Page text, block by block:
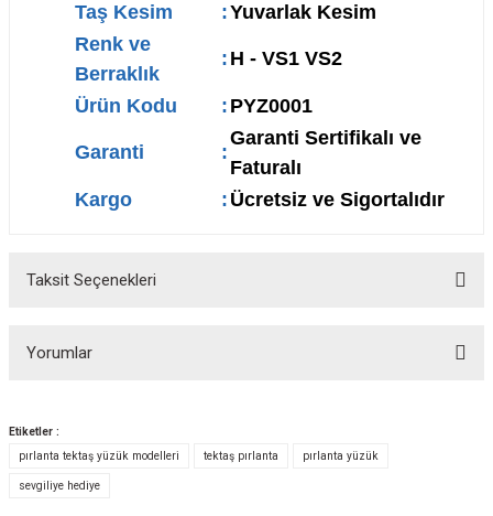
Taş Kesim
:Yuvarlak Kesim
Renk ve
Berraklık
: H - VS1 VS2
Ürün Kodu : PYZ0001
Garanti :
Garanti Sertifikalı ve
Faturalı
Kargo
: Ücretsiz ve Sigortalıdır
Taksit Seçenekleri
Yorumlar
Bu ürüne ilk yorumu siz yapın!
Etiketler :
pırlanta tektaş yüzük modelleri
tektaş pırlanta pırlanta yüzük
sevgiliye hediye